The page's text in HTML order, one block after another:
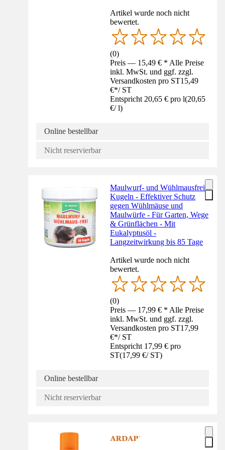
Artikel wurde noch nicht
bewertet.
(0)
Preis — 15,49 € * Alle Preise
inkl. MwSt. und ggf. zzgl.
Versandkosten pro ST15,49
€*/ ST
Entspricht 20,65 € pro l(20,65
€/ l)
Online bestellbar
Nicht reservierbar
Maulwurf- und Wühlmausfrei
Kugeln - Effektiver Schutz
gegen Wühlmäuse und
Maulwürfe - Für Garten, Wege
& Grünflächen - Mit
Eukalyptusöl -
Langzeitwirkung bis 85 Tage
Artikel wurde noch nicht
bewertet.
(0)
Preis — 17,99 € * Alle Preise
inkl. MwSt. und ggf. zzgl.
Versandkosten pro ST17,99
€*/ ST
Entspricht 17,99 € pro
ST(17,99 €/ ST)
Online bestellbar
Nicht reservierbar